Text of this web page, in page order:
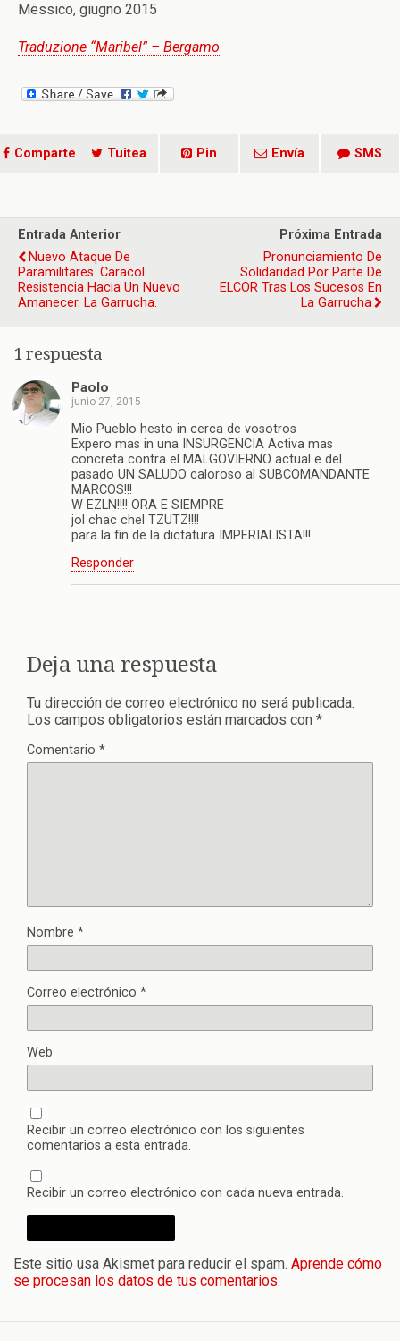
Messico, giugno 2015
Traduzione “Maribel” – Bergamo
Comparte Tuitea Pin Envía SMS
Entrada Anterior
Nuevo Ataque De
Paramilitares. Caracol
Resistencia Hacia Un Nuevo
Amanecer. La Garrucha.
Próxima Entrada
Pronunciamiento De
Solidaridad Por Parte De
ELCOR Tras Los Sucesos En
La Garrucha
1 respuesta
Paolo
junio 27, 2015
Mio Pueblo hesto in cerca de vosotros
Expero mas in una INSURGENCIA Activa mas
concreta contra el MALGOVIERNO actual e del
pasado UN SALUDO caloroso al SUBCOMANDANTE
MARCOS!!!
W EZLN!!!! ORA E SIEMPRE
jol chac chel TZUTZ!!!!
para la fin de la dictatura IMPERIALISTA!!!
Responder
Deja una respuesta
Tu dirección de correo electrónico no será publicada.
Los campos obligatorios están marcados con *
Comentario *
Nombre *
Correo electrónico *
Web
Recibir un correo electrónico con los siguientes
comentarios a esta entrada.
Recibir un correo electrónico con cada nueva entrada.
Este sitio usa Akismet para reducir el spam. Aprende cómo
se procesan los datos de tus comentarios.